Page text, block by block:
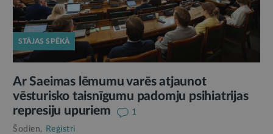
STĀJAS SPĒKĀ
Ar Saeimas lēmumu varēs atjaunot
vēsturisko taisnīgumu padomju psihiatrijas
represiju upuriem
1
Šodien, Reģistri